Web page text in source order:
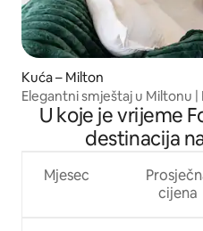
Kuća – Milton
Elegantni smještaj u Miltonu |
Rosalieja
U koje je vrijeme
destinacija
Mjesec
cijena